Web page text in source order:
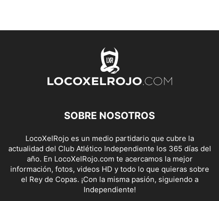
SOBRE NOSOTROS
LocoXelRojo es un medio partidario que cubre la
actualidad del Club Atlético Independiente los 365 días del
año. En LocoXelRojo.com te acercamos la mejor
información, fotos, videos HD y todo lo que quieras sobre
el Rey de Copas. ¡Con la misma pasión, siguiendo a
Independiente!